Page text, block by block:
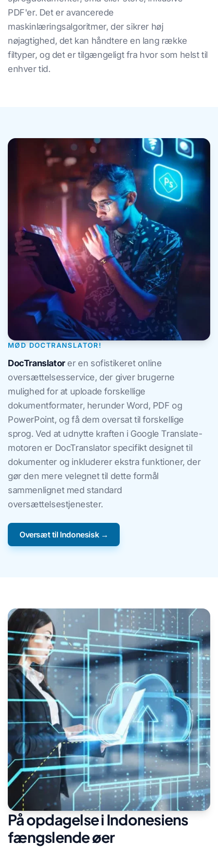
PDF'er. Det er avancerede
maskinlæringsalgoritmer, der sikrer høj
nøjagtighed, det kan håndtere en lang række
filtyper, og det er tilgængeligt fra hvor som helst til
enhver tid.
MØD DOCTRANSLATOR!
DocTranslatorer en sofistikeret online
oversættelsesservice, der giver brugerne
mulighed for at uploade forskellige
dokumentformater, herunder Word, PDF og
PowerPoint, og få dem oversat til forskellige
sprog. Ved at udnytte kraften i Google Translate-
motoren er DocTranslator specifikt designet til
dokumenter og inkluderer ekstra funktioner, der
gør den mere velegnet til dette formål
sammenlignet med standard
oversættelsestjenester.
Oversæt til Indonesisk →
På opdagelse i Indonesiens
fængslende øer